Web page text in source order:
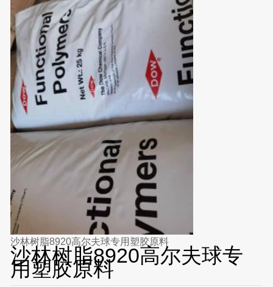
沙林树脂8920高尔夫球专用塑胶原料
沙林树脂8920高尔夫球专
用塑胶原料